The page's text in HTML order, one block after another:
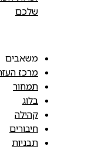
שלכם
משאבים
מרכז העזרה
תמחור
בלוג
קהילה
חיבורים
תבניות